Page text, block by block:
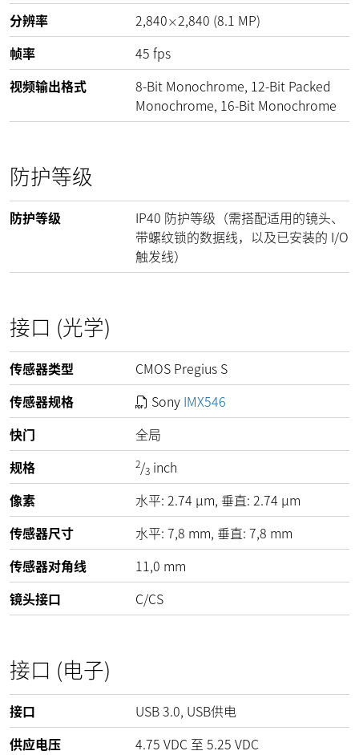
分辨率
2,840×2,840 (8.1 MP)
帧率
45 fps
视频输出格式
8-Bit Monochrome, 12-Bit Packed
Monochrome, 16-Bit Monochrome
防护等级
防护等级
IP40 防护等级（需搭配适用的镜头、
带螺纹锁的数据线，以及已安装的 I/O
触发线）
接口 (光学)
传感器类型
CMOS Pregius S
传感器规格
Sony IMX546
快门
全局
规格
2/3 inch
像素
水平: 2.74 µm, 垂直: 2.74 µm
传感器尺寸
水平: 7,8 mm, 垂直: 7,8 mm
传感器对角线
11,0 mm
镜头接口
C/CS
接口 (电子)
接口
USB 3.0, USB供电
供应电压
4.75 VDC 至 5.25 VDC